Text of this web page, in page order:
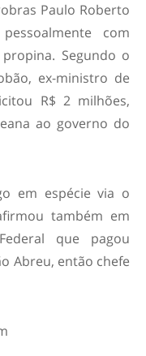
Paulo Roberto
com
Segundo o
ex-ministro de
R$ 2 milhões,
ao governo do
em espécie via o
também em
que pagou
Abreu, então chefe